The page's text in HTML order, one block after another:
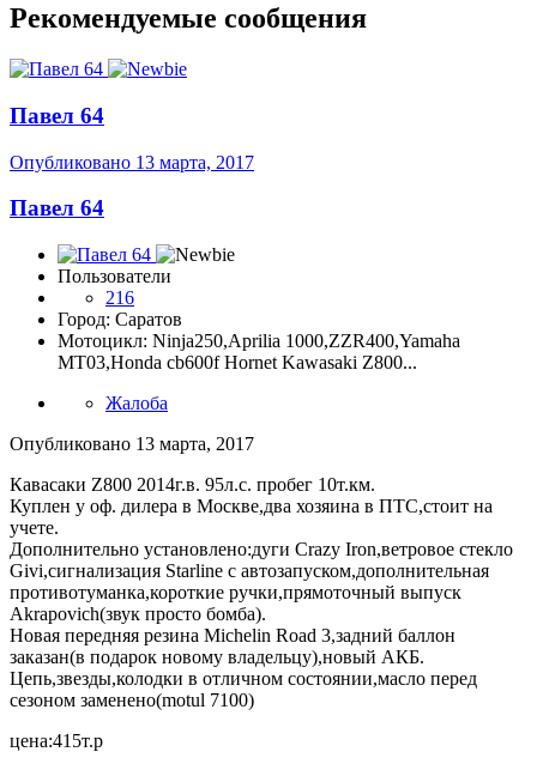
Рекомендуемые сообщения
Павел 64
Опубликовано 13 марта, 2017
Павел 64
Пользователи
216
Город: Саратов
Мотоцикл: Ninja250,Aprilia 1000,ZZR400,Yamaha
MT03,Honda cb600f Hornet Kawasaki Z800...
Жалоба
Опубликовано 13 марта, 2017
Кавасаки Z800 2014г.в. 95л.с. пробег 10т.км.
Куплен у оф. дилера в Москве,два хозяина в ПТС,стоит на
учете.
Дополнительно установлено:дуги Crazy Iron,ветровое стекло
Givi,сигнализация Starline с автозапуском,дополнительная
противотуманка,короткие ручки,прямоточный выпуск
Akrapovich(звук просто бомба).
Новая передняя резина Michelin Road 3,задний баллон
заказан(в подарок новому владельцу),новый АКБ.
Цепь,звезды,колодки в отличном состоянии,масло перед
сезоном заменено(motul 7100)
цена:415т.р